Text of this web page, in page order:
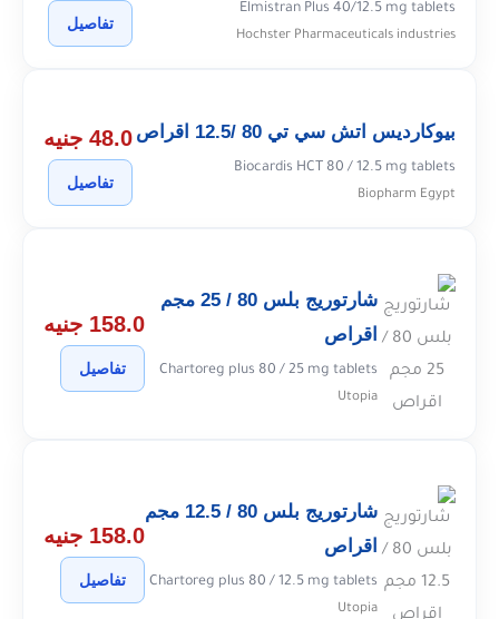
Elmistran Plus 40/12.5 mg tablets
Hochster Pharmaceuticals industries
تفاصيل
بيوكارديس اتش سي تي 80 /12.5 اقراص
Biocardis HCT 80 / 12.5 mg tablets
Biopharm Egypt
48.0 جنيه
تفاصيل
شارتوريج بلس 80 / 25 مجم
اقراص
Chartoreg plus 80 / 25 mg tablets
Utopia
158.0 جنيه
تفاصيل
شارتوريج بلس 80 / 12.5 مجم
اقراص
Chartoreg plus 80 / 12.5 mg tablets
Utopia
158.0 جنيه
تفاصيل